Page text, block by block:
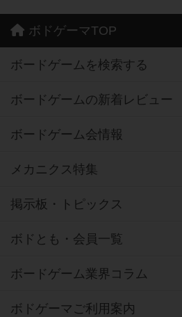
ボドゲーマTOP
ボードゲームを検索する
ボードゲームの新着レビュー
ボードゲーム会情報
メカニクス特集
掲示板・トピックス
ボドとも・会員一覧
ボードゲーム業界コラム
ボドゲーマご利用案内